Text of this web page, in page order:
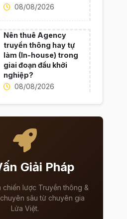
08/08/2026
Nên thuê Agency
truyền thông hay tự
làm (In-house) trong
giai đoạn đầu khởi
nghiệp?
08/08/2026
Giải Pháp
chiến lược Truyền thông &
sâu từ chuyên gia
Lửa Việt.